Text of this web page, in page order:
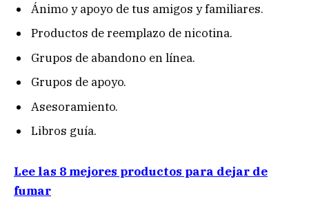
Ánimo y apoyo de tus amigos y familiares.
Productos de reemplazo de nicotina.
Grupos de abandono en línea.
Grupos de apoyo.
Asesoramiento.
Libros guía.
Lee las 8 mejores productos para dejar de
fumar